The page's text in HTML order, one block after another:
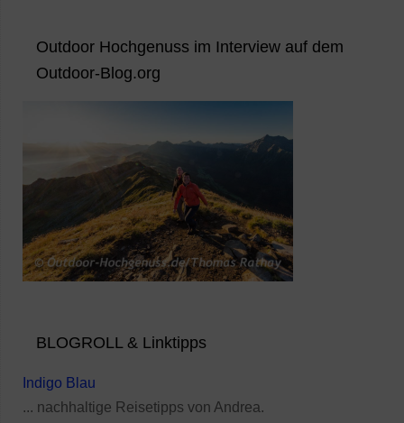
Outdoor Hochgenuss im Interview auf dem
Outdoor-Blog.org
BLOGROLL & Linktipps
Indigo Blau
... nachhaltige Reisetipps von Andrea.